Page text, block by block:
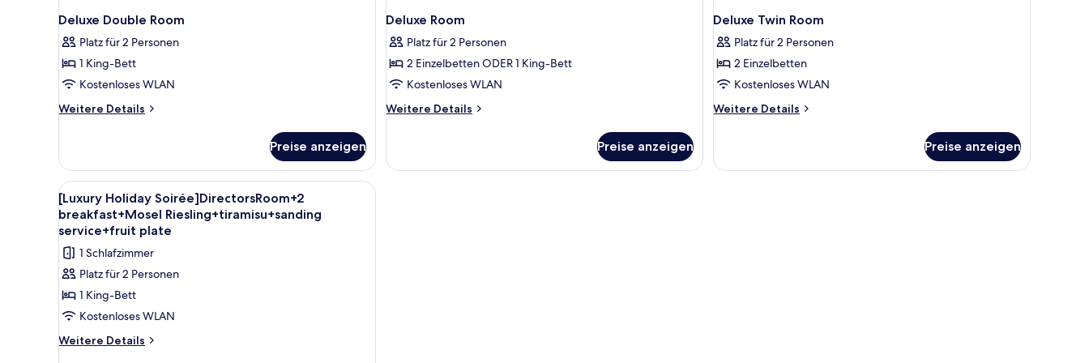
Deluxe Double Room
Platz für 2 Personen
1 King-Bett
Kostenloses WLAN
Weitere Details
Weitere
Double
Room
Preise anzeigen
Deluxe Room
Platz für 2 Personen
2 Einzelbetten ODER 1 King-Bett
Kostenloses WLAN
Weitere Details
Weitere
Room
Preise anzeigen
Deluxe Twin Room
Platz für 2 Personen
2 Einzelbetten
Kostenloses WLAN
Weitere Details
Weitere
Twin
Preise anzeigen
Alle
Fotos
für
[Luxury
Holiday
Soirée]DirectorsRoom+2
breakfast+Mosel
Riesling+tiramisu+sanding
service+fruit
Ein modernes Hotelzimmer mit einer Couch, einem Bett und einem kleinen Tisch.
8
[Luxury Holiday Soirée]DirectorsRoom+2
breakfast+Mosel Riesling+tiramisu+sanding
service+fruit plate
1 Schlafzimmer
Platz für 2 Personen
1 King-Bett
Kostenloses WLAN
Weitere Details
Weitere